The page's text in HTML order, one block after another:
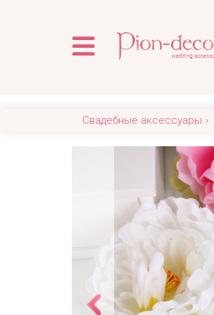
Свадебные аксессуары